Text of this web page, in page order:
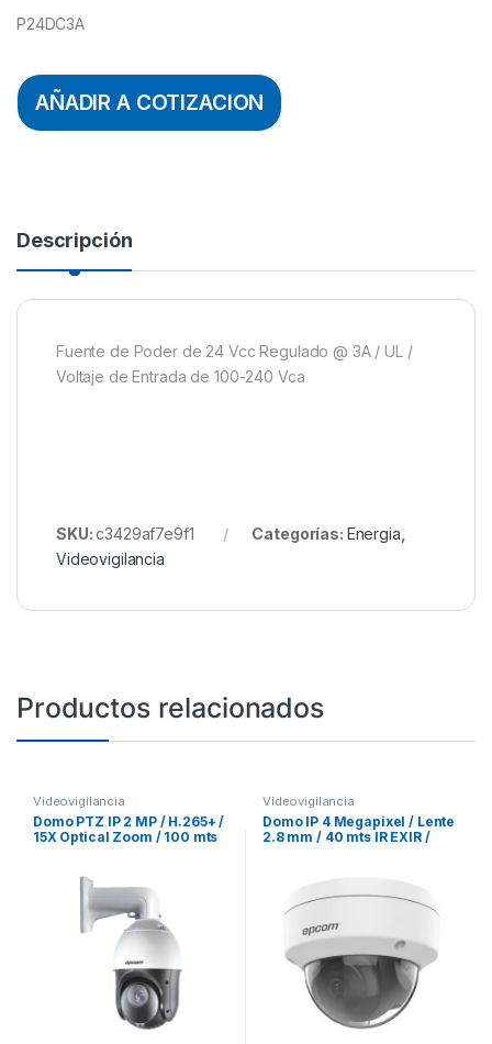
P24DC3A
AÑADIR A COTIZACION
Descripción
Fuente de Poder de 24 Vcc Regulado @ 3A / UL /
Voltaje de Entrada de 100-240 Vca
SKU:c3429af7e9f1 Categorías: Energia
Videovigilancia
Productos relacionados
Videovigilancia
Domo PTZ IP 2 MP / H.265+ /
15X Optical Zoom / 100 mts
Videovigilancia
Domo IP 4 Megapixel / Lente
2.8 mm / 40 mts IR EXIR /
de Falsas Alarmas) / Ultra
Baja Iluminación / Entrada y
Salida de Audio y Alarma